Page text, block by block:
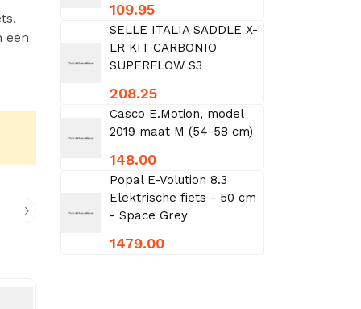
een
109.95
SELLE ITALIA SADDLE X-
LR KIT CARBONIO
SUPERFLOW S3
208.25
Casco E.Motion, model
2019 maat M (54-58 cm)
148.00
Popal E-Volution 8.3
Elektrische fiets - 50 cm
- Space Grey
1479.00